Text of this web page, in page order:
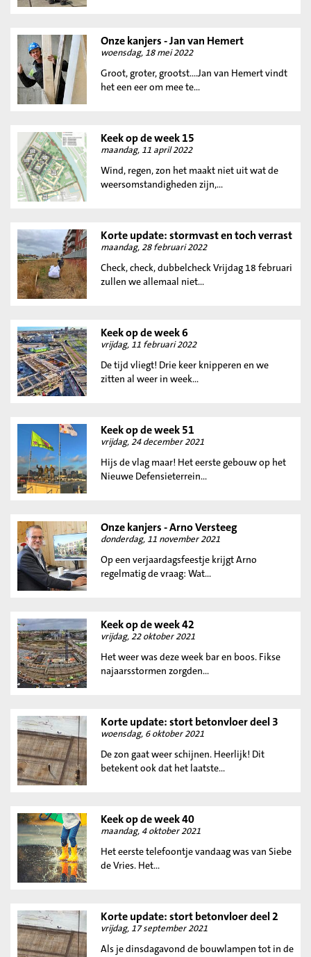
Onze kanjers - Jan van Hemert
woensdag, 18 mei 2022
Groot, groter, grootst....Jan van Hemert vindt
het een eer om mee te...
Keek op de week 15
maandag, 11 april 2022
Wind, regen, zon het maakt niet uit wat de
weersomstandigheden zijn,...
Korte update: stormvast en toch verrast
maandag, 28 februari 2022
Check, check, dubbelcheck Vrijdag 18 februari
zullen we allemaal niet...
Keek op de week 6
vrijdag, 11 februari 2022
De tijd vliegt! Drie keer knipperen en we
zitten al weer in week...
Keek op de week 51
vrijdag, 24 december 2021
Hijs de vlag maar! Het eerste gebouw op het
Nieuwe Defensieterrein...
Onze kanjers - Arno Versteeg
donderdag, 11 november 2021
Op een verjaardagsfeestje krijgt Arno
regelmatig de vraag: Wat...
Keek op de week 42
vrijdag, 22 oktober 2021
Het weer was deze week bar en boos. Fikse
najaarsstormen zorgden...
Korte update: stort betonvloer deel 3
woensdag, 6 oktober 2021
De zon gaat weer schijnen. Heerlijk! Dit
betekent ook dat het laatste...
Keek op de week 40
maandag, 4 oktober 2021
Het eerste telefoontje vandaag was van Siebe
de Vries. Het...
Korte update: stort betonvloer deel 2
vrijdag, 17 september 2021
Als je dinsdagavond de bouwlampen tot in de